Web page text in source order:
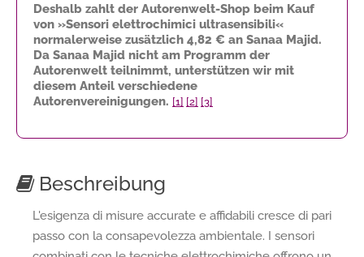
Deshalb zahlt der Autorenwelt-Shop beim Kauf
von »Sensori elettrochimici ultrasensibili«
normalerweise zusätzlich 4,82 € an Sanaa Majid.
Da Sanaa Majid nicht am Programm der
Autorenwelt teilnimmt, unterstützen wir mit
diesem Anteil verschiedene
Autorenvereinigungen. [1] [2] [3]
Beschreibung
L'esigenza di misure accurate e affidabili cresce di pari
passo con la consapevolezza ambientale. I sensori